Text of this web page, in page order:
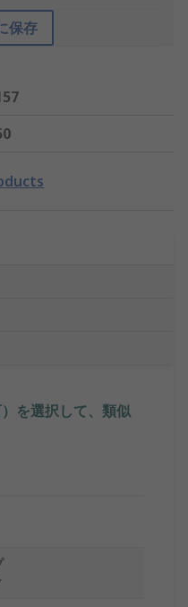
保存
を選択して、類似